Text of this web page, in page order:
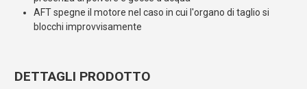
AFT spegne il motore nel caso in cui l'organo di taglio si
blocchi improvvisamente
DETTAGLI PRODOTTO